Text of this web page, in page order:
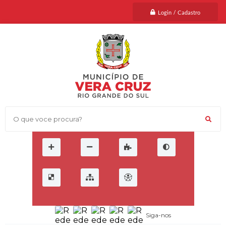
Login / Cadastro
O que voce procura?
Siga-nos